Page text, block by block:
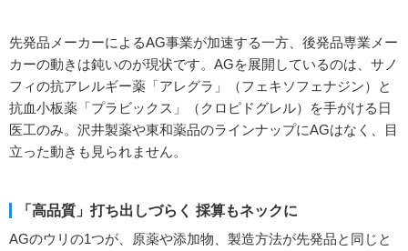
先発品メーカーによるAG事業が加速する一方、後発品専業メー
カーの動きは鈍いのが現状です。AGを展開しているのは、サノ
フィの抗アレルギー薬「アレグラ」（フェキソフェナジン）と
抗血小板薬「プラビックス」（クロピドグレル）を手がける日
医工のみ。沢井製薬や東和薬品のラインナップにAGはなく、目
立った動きも見られません。
「高品質」打ち出しづらく 採算もネックに
AGのウリの1つが、原薬や添加物、製造方法が先発品と同じと